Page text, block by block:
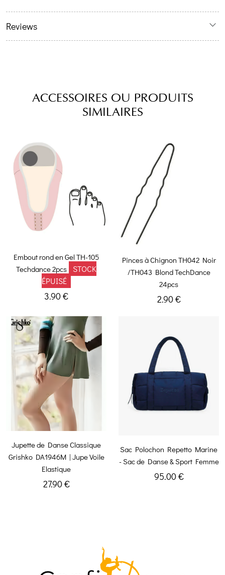
Reviews
ACCESSOIRES OU PRODUITS
SIMILAIRES
Embout rond en Gel TH-105
Techdance 2pcs
STOCK
ÉPUISÉ
3.90 €
Pinces à Chignon TH042 Noir
/TH043 Blond TechDance
24pcs
2.90 €
Jupette de Danse Classique
Grishko DA1946M | Jupe Voile
Elastique
27.90 €
Sac Polochon Repetto Marine
- Sac de Danse & Sport Femme
95.00 €